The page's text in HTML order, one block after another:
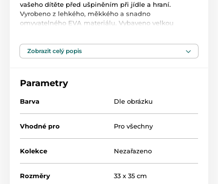
vašeho dítěte před ušpiněním při jídle a hraní.
Vyrobeno z lehkého, měkkého a snadno
omyvatelného EVA materiálu. Vybaveno velkou
Bryndáček stačí hned po jídle umýt v teplé vodě a
dětském mýdle.
Složení: 100% EVA
Velikost: 33 cm (šířka) x 35 cm (délka od krku)
Zobrazit celý popis
Parametry
Barva Dle obrázku
Vhodné pro Pro všechny
Kolekce Nezařazeno
Rozměry 33 x 35 cm